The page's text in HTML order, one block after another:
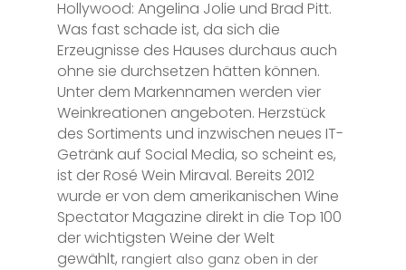
Hollywood: Angelina Jolie und Brad Pitt.
Was fast schade ist, da sich die
Erzeugnisse des Hauses durchaus auch
ohne sie durchsetzen hätten können.
Unter dem Markennamen werden vier
Weinkreationen angeboten. Herzstück
des Sortiments und inzwischen neues IT-
Getränk auf Social Media, so scheint es,
ist der Rosé Wein Miraval. Bereits 2012
wurde er von dem amerikanischen Wine
Spectator Magazine direkt in die Top 100
der wichtigsten Weine der Welt
gewählt, rangiert also ganz oben in der